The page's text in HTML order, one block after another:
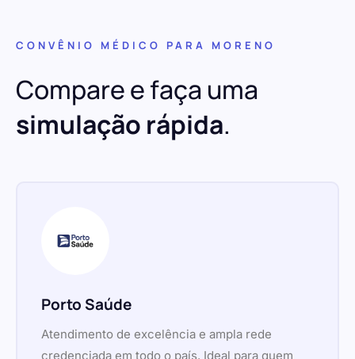
CONVÊNIO MÉDICO PARA MORENO
Compare e faça uma
simulação rápida.
Porto Saúde
Atendimento de excelência e ampla rede
credenciada em todo o país. Ideal para quem